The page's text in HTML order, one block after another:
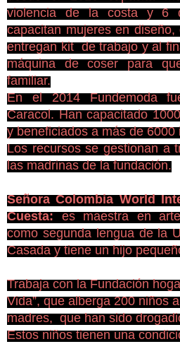
violencia de la costa y 6
capacitan mujeres en
entregan kit de trabajo y al
máquina de coser para
familiar.
En el 2014 Fundemoda
Caracol. Han capacitado
y beneficiados a más de 6000
Los recursos se gestionan a
las madrinas de la fundación.
Señora Colombia World
Cuesta:es maestra en
como segunda lengua de la
Casada y tiene un hijo
Trabaja con la Fundación
Vida”, que alberga 200 niños
madres, que han sido
Estos niños tienen una